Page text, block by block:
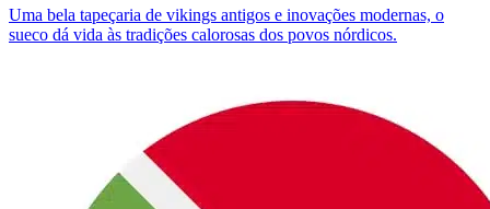
Uma bela tapeçaria de vikings antigos e inovações modernas, o
sueco dá vida às tradições calorosas dos povos nórdicos.